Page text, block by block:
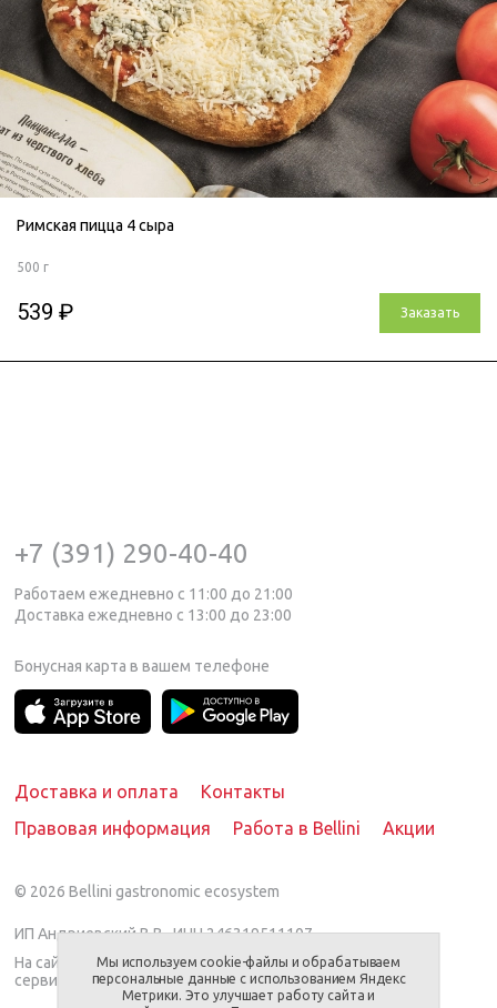
Римская пицца 4 сыра
500 г
539 ₽ Заказать
Мы используем cookie-файлы и обрабатываем
персональные данные с использованием Яндекс
Метрики. Это улучшает работу сайта и
+7 (391) 290-40-40
Работаем ежедневно с 11:00 до 21:00
Доставка ежедневно с 13:00 до 23:00
Бонусная карта в вашем телефоне
Доставка и оплата
Контакты
Правовая информация
Работа в Bellini Акции
© 2026 Bellini gastronomic ecosystem
ИП Андриевский В.В., ИНН 246319511107
На сайте представлен предлагаемый вариант
сервировки/блюда.